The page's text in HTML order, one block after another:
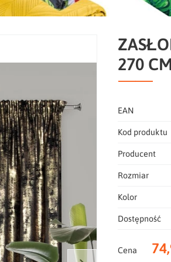
270
EAN
Kod produktu
Producent
Rozmiar
Kolor
Dostępność
Cena